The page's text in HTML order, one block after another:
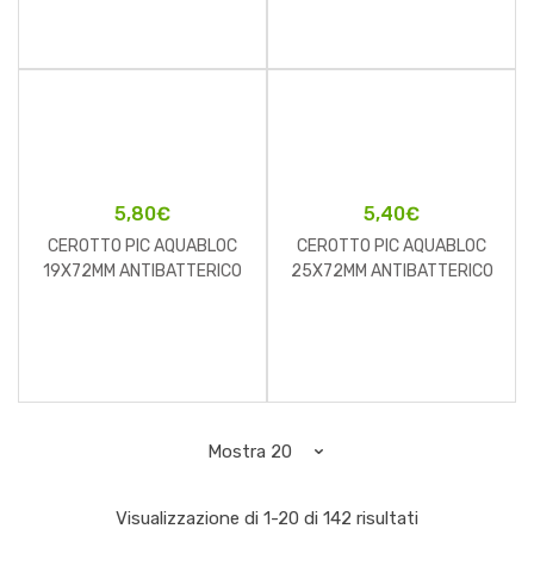
5,80€
CEROTTO PIC AQUABLOC
19X72MM ANTIBATTERICO
5,40€
CEROTTO PIC AQUABLOC
25X72MM ANTIBATTERICO
Visualizzazione di 1-20 di 142 risultati